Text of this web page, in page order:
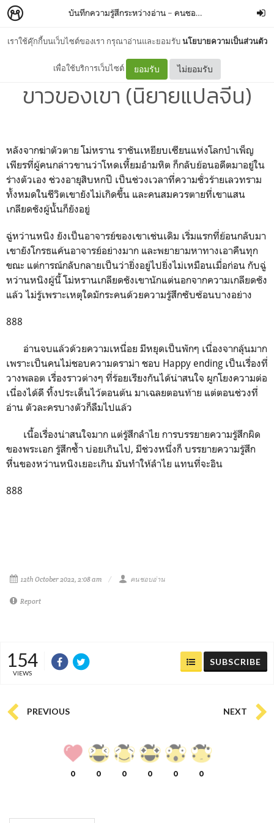
เราใช้คุ๊กกี้บนเว็บไซต์ของเรา กรุณาอ่านและยอมรับนโยบายความเป็นส่วนตัว
เพื่อใช้บริการเว็บไซต์ ยอมรับ ไม่ยอมรับ
บันทึกความรู้สึกระหว่างอ่าน – คนชอบอ่าน
ฮัสกี้หน้าโง่กับอาจารย์เหมียว
ขาวของเขา (นิยายแปลจีน)
หลังจากฆ่าตัวตาย โม่หราน ราชันเหยียบเซียนแห่งโลกบำเพ็ญ
เพียรที่ผู้คนกล่าวขานว่าโหดเหี้ยมอำมหิต ก็กลับย้อนอดีตมาอยู่ใน
ร่างตัวเอง ช่วงอายุสิบหกปี เป็นช่วงเวลาที่ความชั่วร้ายเลวทราม
ทั้งหมดในชีวิตเขายังไม่เกิดขึ้น และคนสมควรตายที่เขาแสน
เกลียดชังผู้นั้นก็ยังอยู่
ฉู่หว่านหนิง ยังเป็นอาจารย์ของเขาเช่นเดิม เริ่มแรกที่ย้อนกลับมา
เขายังโกรธแค้นอาจารย์อย่างมาก และพยายามหาทางเอาคืนทุก
ขณะ แต่การณ์กลับกลายเป็นว่ายิ่งอยู่ไปยิ่งไม่เหมือนเมื่อก่อน กับฉู่
หว่านหนิงผู้นี้ โม่หรานเกลียดชังเขานักแต่นอกจากความเกลียดชัง
แล้ว ไม่รู้เพราะเหตุใดมักระคนด้วยความรู้สึกซับซ้อนบางอย่าง
888
อ่านจบแล้วด้วยความเหนื่อย มีหยุดเป็นพักๆ เนื่องจากลุ้นมาก
เพราะเป็นคนไม่ชอบความดราม่า ชอบ Happy ending เป็นเรื่องที่
วางพลอต เรื่องราวต่างๆ ที่ร้อยเรียงกันได้น่าสนใจ ผูกโยงความต่อ
เนื่องได้ดี ทิ้งประเด็นไว้ตอนต้น มาเฉลยตอนท้าย แต่ตอนช่วงที่
อ่าน ตัวละครบางตัวก็ลืมไปแล้ว
เนื้อเรื่องน่าสนใจมาก แต่รู้สึกลำไย การบรรยายความรู้สึกผิด
ของพระเอก รู้สึกซ้ำ บ่อยเกินไป, มีช่วงหนึ่งก็ บรรยายความรู้สึก
หื่นของหว่านหนิงเยอะเกิน มันทำให้ลำไย แทนที่จะอิน
888
12th October 2022, 2:08 am คนชอบอ่าน
Report
154
VIEWS
SUBSCRIBE
PREVIOUS NEXT
0 0 0 0 0 0